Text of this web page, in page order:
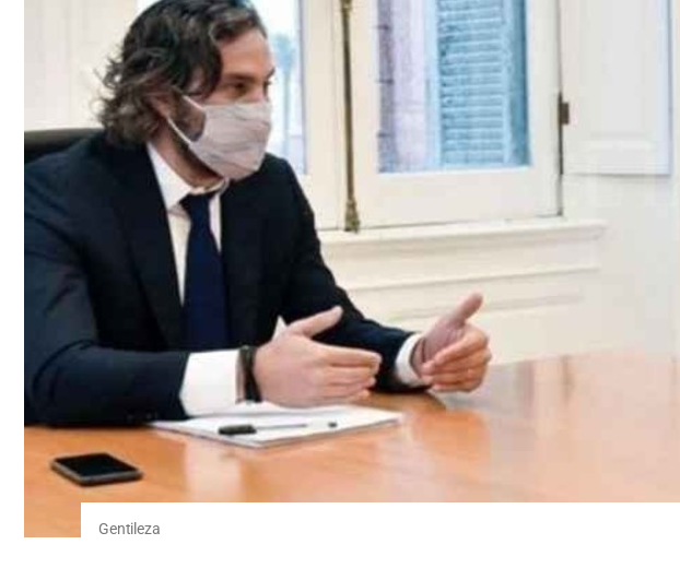
Gentileza